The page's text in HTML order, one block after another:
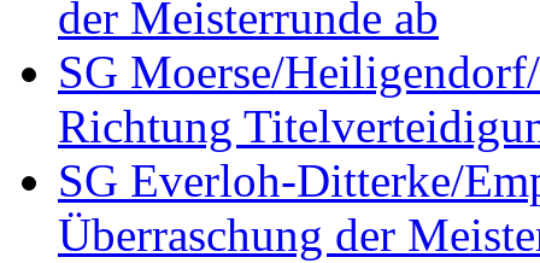
der Meisterrunde ab
SG Moerse/
Richtung
SG Everloh-Ditterke/
Überraschung der